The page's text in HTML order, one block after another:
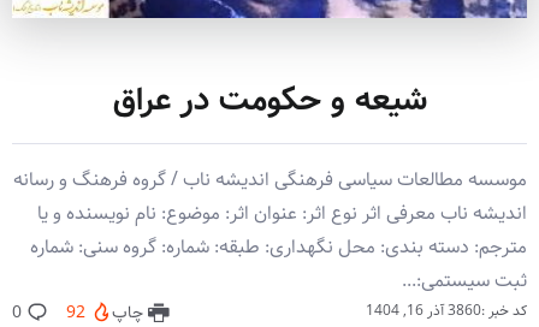
شیعه و حکومت در عراق
موسسه مطالعات سیاسی فرهنگی اندیشه ناب / گروه فرهنگ و رسانه
اندیشه ناب معرفی اثر نوع اثر: عنوان اثر: موضوع: نام نویسنده و یا
مترجم: دسته بندی: محل نگهداری: طبقه: شماره: گروه سنی: شماره
ثبت سیستمی:...
کد خبر :3860 آذر 16, 1404 چاپ 92
0